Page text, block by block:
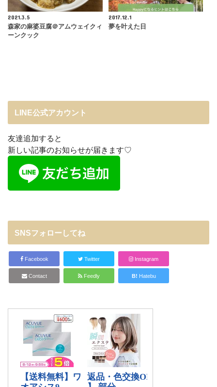
2021.3.5
森家の麻婆豆腐＠アムウェイクィ
ーンクック
2017.12.1
夢を叶えた日
LINE公式アカウント
友達追加すると
新しい記事のお知らせが届きます♡
SNSフォローしてね
Facebook Twitter Instagram
Contact Feedly B! Hatebu